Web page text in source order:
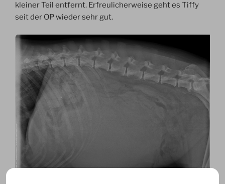
kleiner Teil entfernt. Erfreulicherweise geht es Tiffy
seit der OP wieder sehr gut.